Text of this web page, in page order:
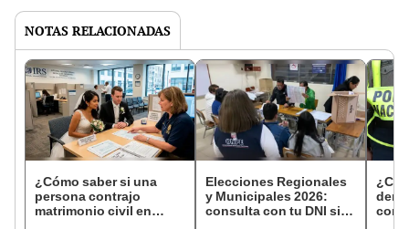
NOTAS RELACIONADAS
¿Cómo saber si una
persona contrajo
matrimonio civil en
Elecciones Regionales
y Municipales 2026:
consulta con tu DNI si
con